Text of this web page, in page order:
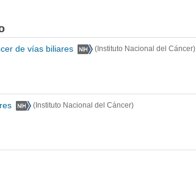
de vías biliares
(Instituto Nacional del Cáncer)
(Instituto Nacional del Cáncer)